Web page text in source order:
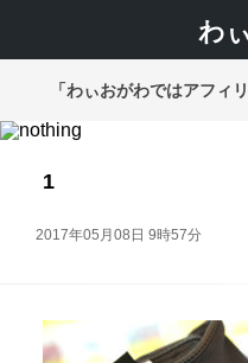
わ
「わぃおがわではアフィ
1
2017年05月08日 9時57分